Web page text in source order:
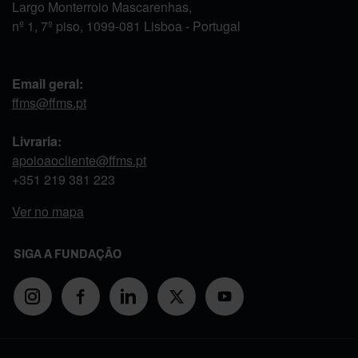
Largo Monterroio Mascarenhas,
nº 1, 7º piso, 1099-081 Lisboa - Portugal
Email geral:
ffms@ffms.pt
Livraria:
apoioaocliente@ffms.pt
+351 219 381 223
Ver no mapa
SIGA A FUNDAÇÃO